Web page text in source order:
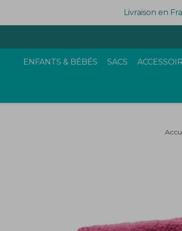
Livraison en
ENFANTS & BÉBÉS SACS